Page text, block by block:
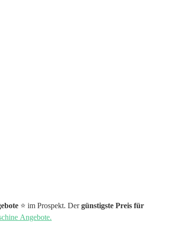
⭐️ im Prospekt. Dergünstigste Preis für
Angebote.